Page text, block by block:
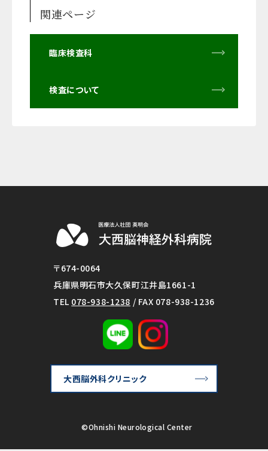
関連ページ
臨床検査科
検査について
〒674-0064
兵庫県明石市大久保町江井島1661-1
TEL 078-938-1238 / FAX 078-938-1236
大西脳外科クリニック
©Ohnishi Neurological Center